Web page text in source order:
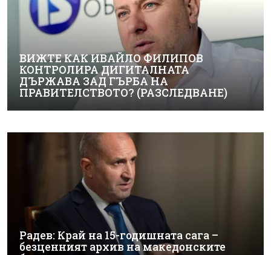
ВИЖТЕ КАК ИВАЙЛО ФИЛИПОВ
КОНТРОЛИРА ДИГИТАЛНАТА
ДЪРЖАВА ЗАД ГЪРБА НА
ПРАВИТЕЛСТВОТО? (РАЗСЛЕДВАНЕ)
Радев: Край на 15-годишната сага –
безценният архив на македонските